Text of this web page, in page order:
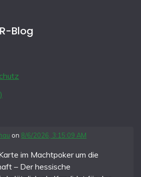
Blog
on 8/6/2026, 3:15:09 AM
im Machtpoker um die
– Der hessische